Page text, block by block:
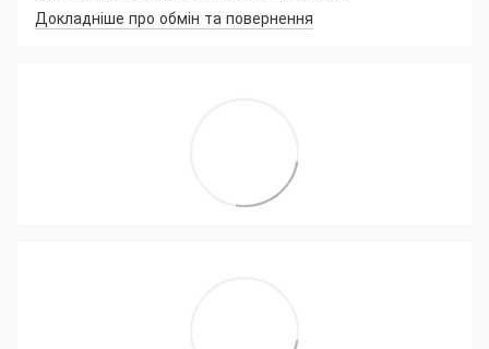
Докладніше про обмін та повернення